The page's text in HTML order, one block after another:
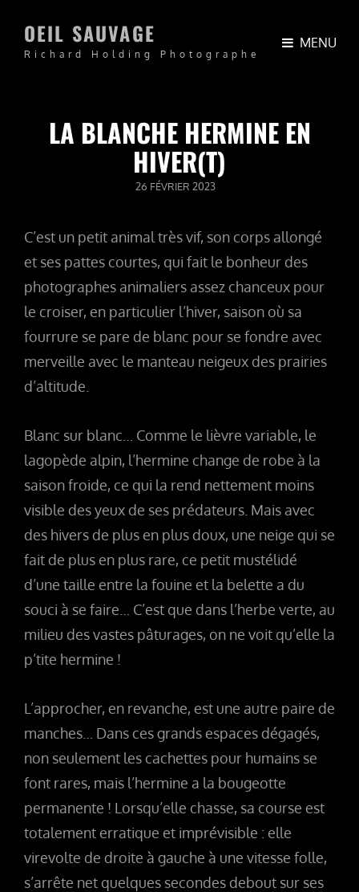
OEIL SAUVAGE
Richard Holding Photographe
MENU
LA BLANCHE HERMINE EN
HIVER(T)
POSTED
26 FÉVRIER 2023
C’est un petit animal très vif, son corps allongé
et ses pattes courtes, qui fait le bonheur des
photographes animaliers assez chanceux pour
le croiser, en particulier l’hiver, saison où sa
fourrure se pare de blanc pour se fondre avec
merveille avec le manteau neigeux des prairies
d’altitude.
Blanc sur blanc… Comme le lièvre variable, le
lagopède alpin, l’hermine change de robe à la
saison froide, ce qui la rend nettement moins
visible des yeux de ses prédateurs. Mais avec
des hivers de plus en plus doux, une neige qui se
fait de plus en plus rare, ce petit mustélidé
d’une taille entre la fouine et la belette a du
souci à se faire… C’est que dans l’herbe verte, au
milieu des vastes pâturages, on ne voit qu’elle la
p’tite hermine !
L’approcher, en revanche, est une autre paire de
manches… Dans ces grands espaces dégagés,
non seulement les cachettes pour humains se
font rares, mais l’hermine a la bougeotte
permanente ! Lorsqu’elle chasse, sa course est
totalement erratique et imprévisible : elle
virevolte de droite à gauche à une vitesse folle,
s’arrête net quelques secondes debout sur ses